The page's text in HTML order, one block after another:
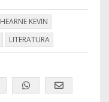
HEARNE KEVIN
LITERATURA